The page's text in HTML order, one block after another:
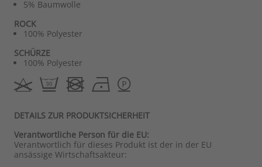
5% Baumwolle
ROCK
100% Polyester
SCHÜRZE
100% Polyester
DETAILS ZUR PRODUKTSICHERHEIT
Verantwortliche Person für die EU:
Verantwortlich für dieses Produkt ist der in der EU
ansässige Wirtschaftsakteur: